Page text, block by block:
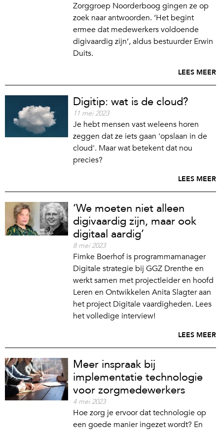
Zorggroep Noorderboog gingen ze op
zoek naar antwoorden. ‘Het begint
ermee dat medewerkers voldoende
digivaardig zijn’, aldus bestuurder Erwin
Duits.
LEES MEER
Digitip: wat is de cloud?
11 mei 2023
Je hebt mensen vast weleens horen
zeggen dat ze iets gaan 'opslaan in de
cloud'. Maar wat betekent dat nou
precies?
LEES MEER
‘We moeten niet alleen
digivaardig zijn, maar ook
digitaal aardig’
8 mei 2023
Fimke Boerhof is programmamanager
Digitale strategie bij GGZ Drenthe en
werkt samen met projectleider en hoofd
Leren en Ontwikkelen Anita Slagter aan
het project Digitale vaardigheden. Lees
het volledige interview!
LEES MEER
Meer inspraak bij
implementatie technologie
voor zorgmedewerkers
4 mei 2023
Hoe zorg je ervoor dat technologie op
een goede manier ingezet wordt? En